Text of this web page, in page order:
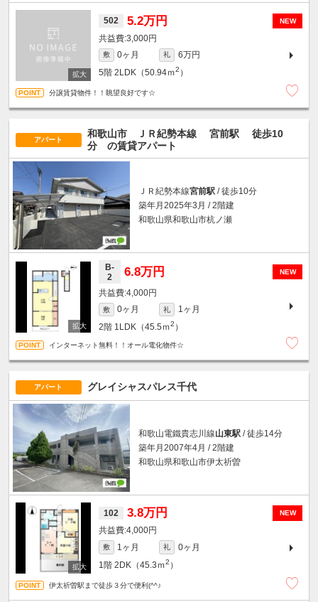
NEW
502 5.2万円
3,000円
敷 0ヶ月 礼
6万円
5階 2LDK（50.94ｍ2 ）
分譲賃貸物件！！眺望良好です☆
アパート
和歌山市 ＪＲ紀勢本線 宮前駅
徒歩10
分 の賃貸アパート
ＪＲ紀勢本線宮前駅 / 徒歩10分
築年月2025年3月 / 2階建
和歌山県和歌山市杭ノ瀬
NEW
B-
2
6.8万円
4,000円
敷 0ヶ月 礼
1ヶ月
2階 1LDK（45.5ｍ2 ）
インターネット無料！！オール電化物件☆
アパート グレイシャスパレス千代
和歌山電鐵貴志川線山東駅 / 徒歩14分
築年月2007年4月 / 2階建
和歌山県和歌山市伊太祈曽
NEW
102 3.8万円
4,000円
敷 1ヶ月 礼
0ヶ月
1階 2DK（45.3ｍ2 ）
伊太祈曽駅まで徒歩３分で便利(^^♪